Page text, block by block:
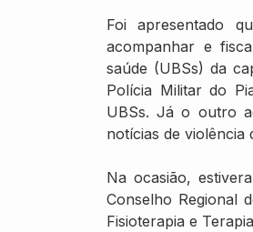
Foi apresentado
acompanhar e
saúde (UBSs) da
Polícia Militar do
UBSs. Já o outro
notícias de violência
Na ocasião,
Conselho Regional
Fisioterapia e